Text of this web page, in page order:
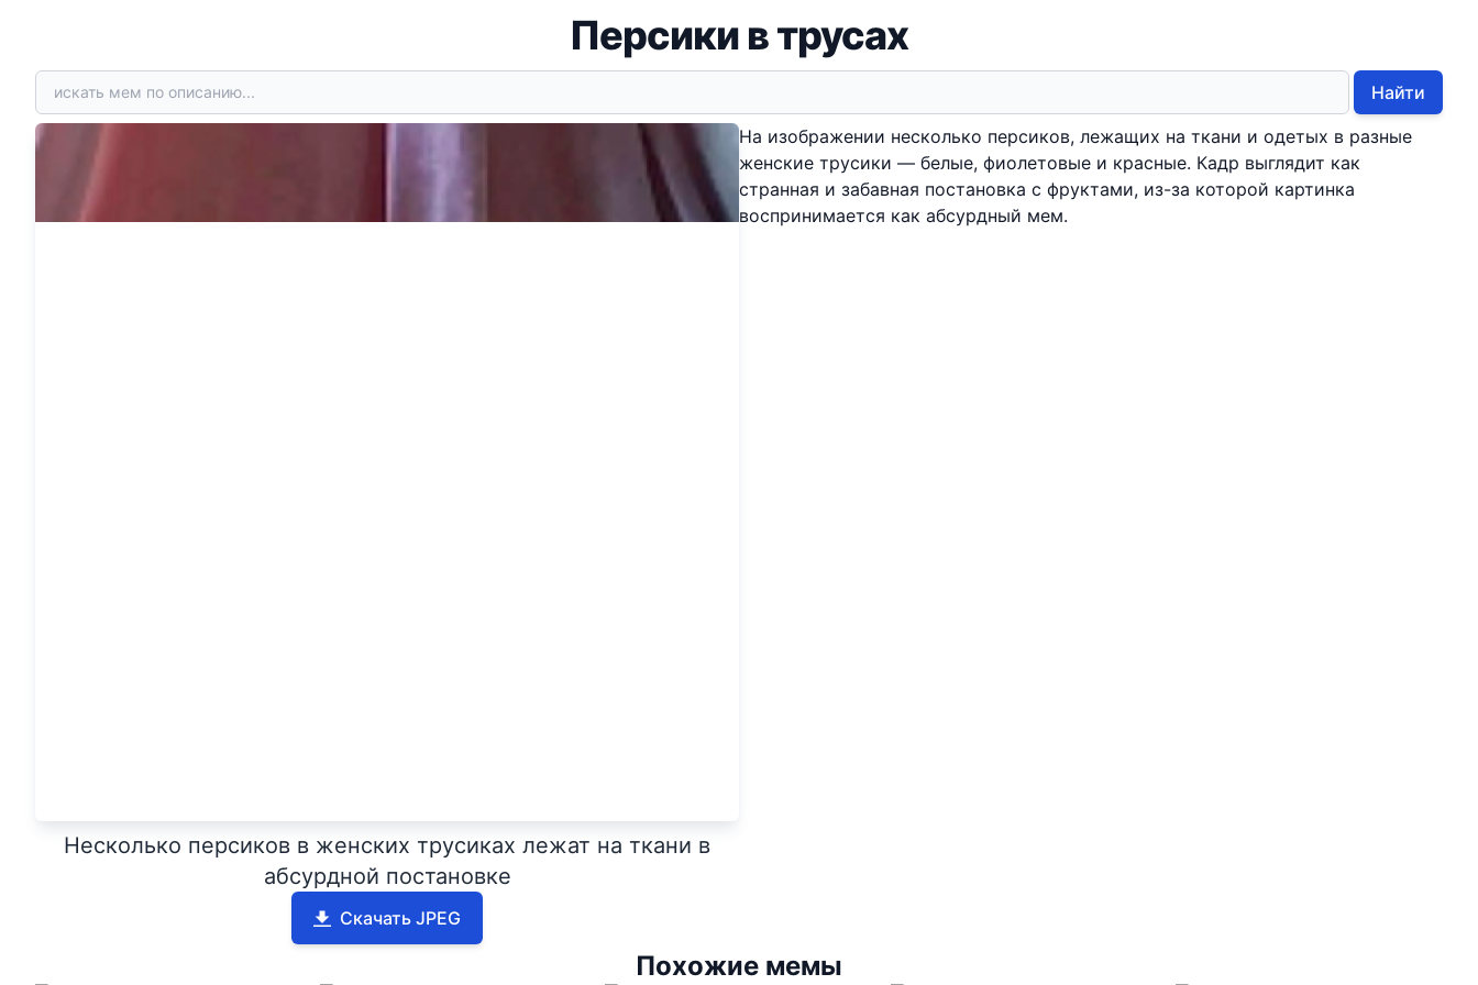
Персики в трусах
Найти
Несколько персиков в женских трусиках лежат на ткани в
абсурдной постановке
Скачать JPEG
На изображении несколько персиков, лежащих на ткани и одетых в разные
женские трусики — белые, фиолетовые и красные. Кадр выглядит как
странная и забавная постановка с фруктами, из-за которой картинка
воспринимается как абсурдный мем.
Похожие мемы